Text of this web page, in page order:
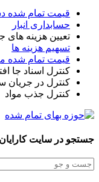
قیمت تمام شده
حسابداری انبار
تعیین هزینه
تسهیم هزینه ها
قیمت تمام شده
کنترل اسناد جا
کنترل در جریان
کنترل جذب مواد
جستجو در سایت کارایان